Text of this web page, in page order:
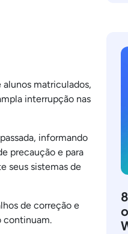
alunos matriculados,
interrupção nas
informando
precaução e para
seus sistemas de
de correção e
continuam.